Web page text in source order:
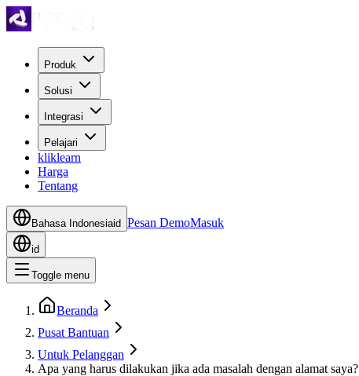
Produk
Solusi
Integrasi
Pelajari
kliklearn
Harga
Tentang
Bahasa Indonesiaid Pesan DemoMasuk
id
Toggle menu
Beranda
Pusat Bantuan
Untuk Pelanggan
Apa yang harus dilakukan jika ada masalah dengan alamat saya?